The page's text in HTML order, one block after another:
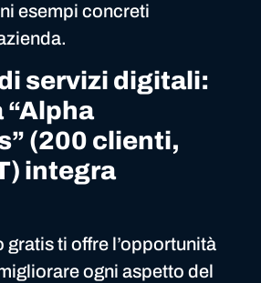
esempi concreti
servizi digitali:
“Alpha
(200 clienti,
integra
gratis ti offre l’opportunità
ogni aspetto del